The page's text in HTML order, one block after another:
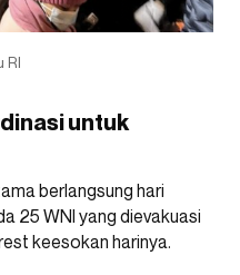
RI
untuk
berlangsung hari
25 WNI yang dievakuasi
keesokan harinya.